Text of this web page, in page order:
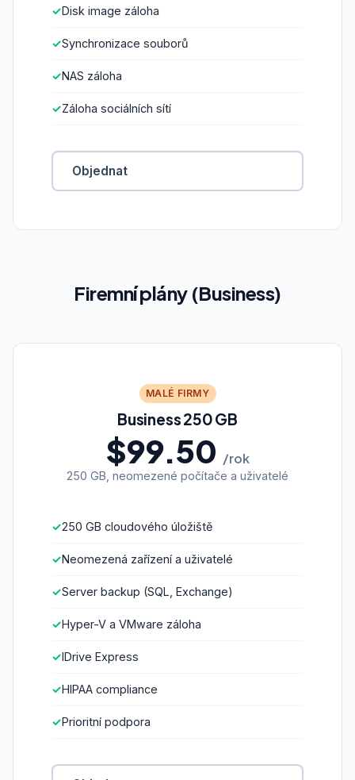
Disk image záloha
Synchronizace souborů
NAS záloha
Záloha sociálních sítí
Objednat
Firemní plány (Business)
MALÉ FIRMY
Business 250 GB
$99.50 /rok
250 GB, neomezené počítače a uživatelé
250 GB cloudového úložiště
Neomezená zařízení a uživatelé
Server backup (SQL, Exchange)
Hyper-V a VMware záloha
IDrive Express
HIPAA compliance
Prioritní podpora